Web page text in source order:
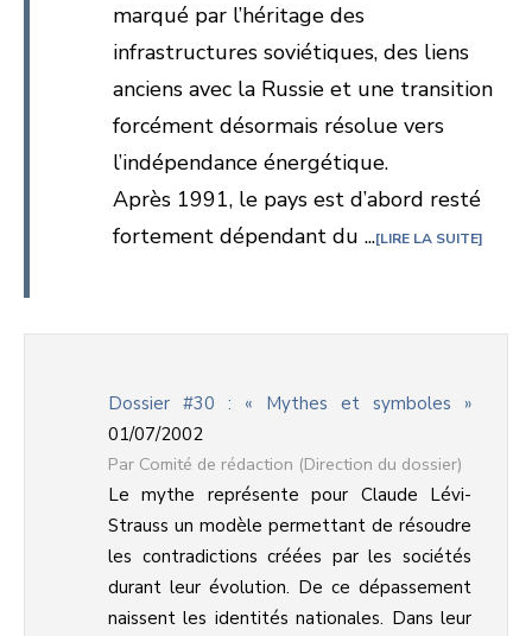
marqué par l’héritage des
infrastructures soviétiques, des liens
anciens avec la Russie et une transition
forcément désormais résolue vers
l’indépendance énergétique.
Après 1991, le pays est d’abord resté
fortement dépendant du ... LIRE LA SUITE
Dossier #30 : « Mythes et symboles »
01/07/2002
Comité de rédaction (Direction du dossier)
Le mythe représente pour Claude Lévi-
Strauss un modèle permettant de résoudre
les contradictions créées par les sociétés
durant leur évolution. De ce dépassement
naissent les identités nationales. Dans leur